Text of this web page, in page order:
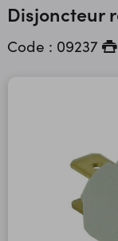
Disjoncteur
Code : 09237